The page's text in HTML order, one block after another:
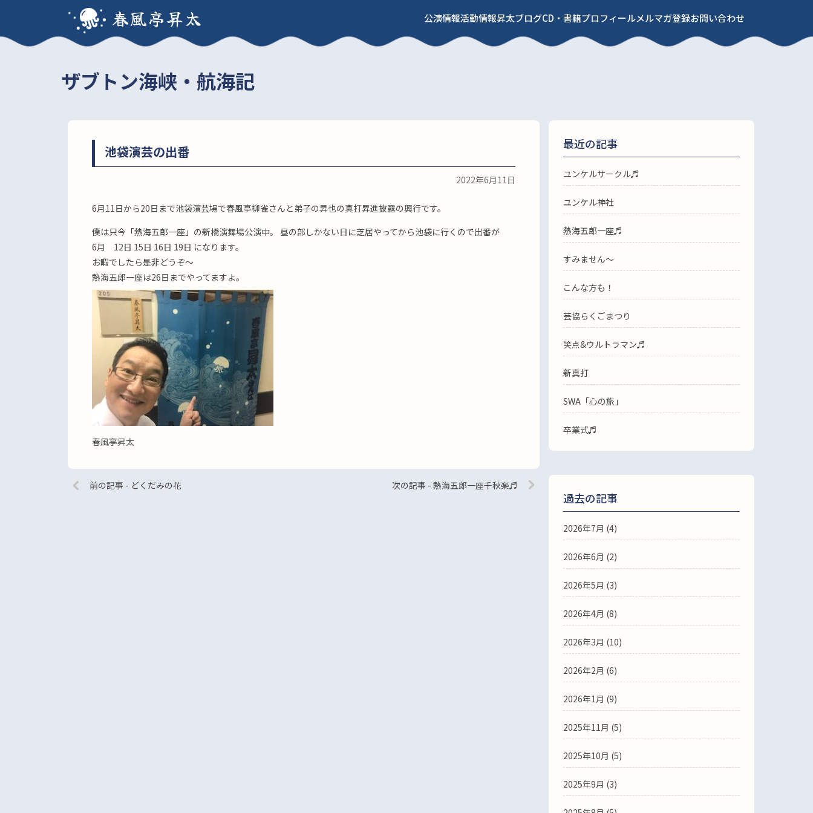
春風亭昇太 公演情報活動情報昇太ブログCD・書籍プロフィールメルマガ登録お問い合わせ
ザブトン海峡・航海記
池袋演芸の出番
2022年6月11日
6月11日から20日まで池袋演芸場で春風亭柳雀さんと弟子の昇也の真打昇進披露の興行です。
僕は只今「熱海五郎一座」の新橋演舞場公演中。 昼の部しかない日に芝居やってから池袋に行くので出番が
6月 12日 15日 16日 19日 になります。
お暇でしたら是非どうぞ〜
熱海五郎一座は26日までやってますよ。
春風亭昇太
前の記事 - どくだみの花 次の記事 - 熱海五郎一座千秋楽♬
最近の記事
ユンケルサークル♬
ユンケル神社
熱海五郎一座♬
すみません〜
こんな方も！
芸協らくごまつり
笑点&ウルトラマン♬
新真打
SWA「心の旅」
卒業式♬
過去の記事
2026年7月 (4)
2026年6月 (2)
2026年5月 (3)
2026年4月 (8)
2026年3月 (10)
2026年2月 (6)
2026年1月 (9)
2025年11月 (5)
2025年10月 (5)
2025年9月 (3)